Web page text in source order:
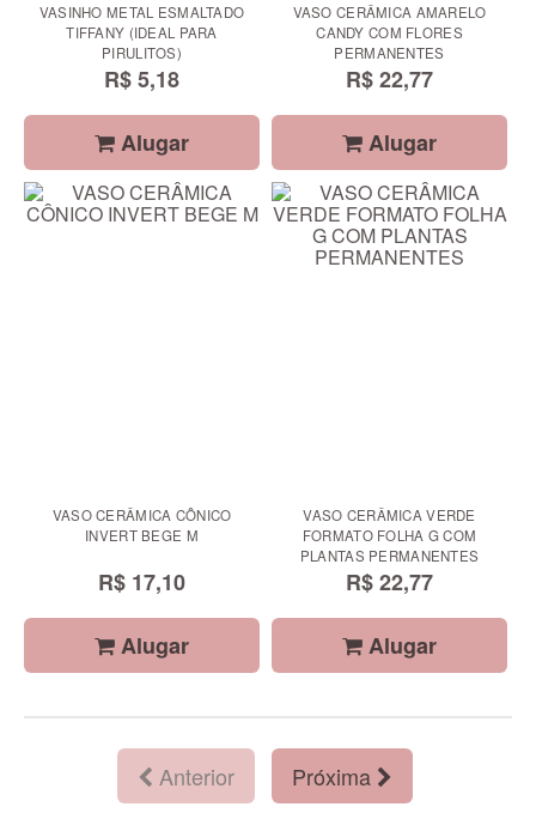
VASINHO METAL ESMALTADO
TIFFANY (IDEAL PARA
PIRULITOS)
R$ 5,18
Alugar
VASO CERÂMICA AMARELO
CANDY COM FLORES
PERMANENTES
R$ 22,77
Alugar
VASO CERÂMICA CÔNICO
INVERT BEGE M
R$ 17,10
Alugar
VASO CERÂMICA VERDE
FORMATO FOLHA G COM
PLANTAS PERMANENTES
R$ 22,77
Alugar
Anterior Próxima